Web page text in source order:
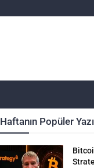
Haftanın Popüler